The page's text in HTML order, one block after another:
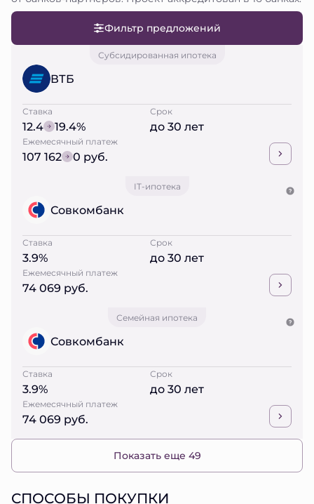
Фильтр предложений
Субсидированная ипотека
ВТБ
Ставка
12.4 19.4%
Срок
до 30 лет
Ежемесячный платеж
107 162 0 руб.
IT-ипотека
Совкомбанк
Ставка
3.9%
Срок
до 30 лет
Ежемесячный платеж
74 069 руб.
Семейная ипотека
Совкомбанк
Ставка
3.9%
Срок
до 30 лет
Ежемесячный платеж
74 069 руб.
Показать еще 49
СПОСОБЫ ПОКУПКИ